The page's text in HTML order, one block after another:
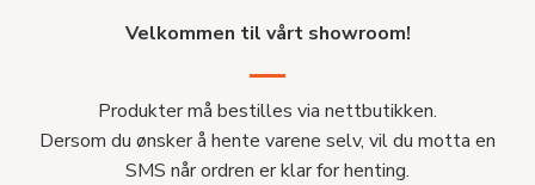
Velkommen til vårt showroom!
Produkter må bestilles via nettbutikken.
Dersom du ønsker å hente varene selv, vil du motta en
SMS når ordren er klar for henting.